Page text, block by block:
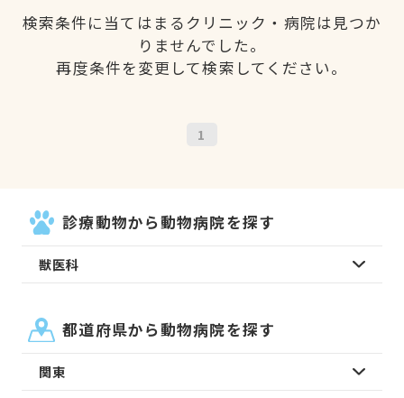
検索条件に当てはまるクリニック・病院は見つか
りませんでした。
再度条件を変更して検索してください。
1
診療動物から動物病院を探す
獣医科
都道府県から動物病院を探す
関東